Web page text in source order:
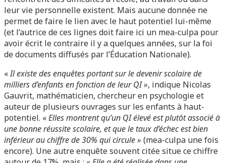
leur vie personnelle existent. Mais aucune donnée ne
permet de faire le lien avec le haut potentiel lui-même
(et l’autrice de ces lignes doit faire ici un mea-culpa pour
avoir écrit le contraire il y a quelques années, sur la foi
de documents diffusés par l’Éducation Nationale).
«Il existe des enquêtes portant sur le devenir scolaire de
milliers d’enfants en fonction de leur QI », indique Nicolas
Gauvrit, mathématicien, chercheur en psychologie et
auteur de plusieurs ouvrages sur les enfants à haut-
potentiel. «Elles montrent qu’un QI élevé est plutôt associé à
une bonne réussite scolaire, et que le taux d’échec est bien
inférieur au chiffre de 30% qui circule » (mea-culpa une fois
encore). Une autre enquête souvent citée situe ce chiffre